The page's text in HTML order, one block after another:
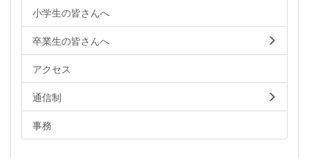
小学生の皆さんへ
卒業生の皆さんへ
アクセス
通信制
事務